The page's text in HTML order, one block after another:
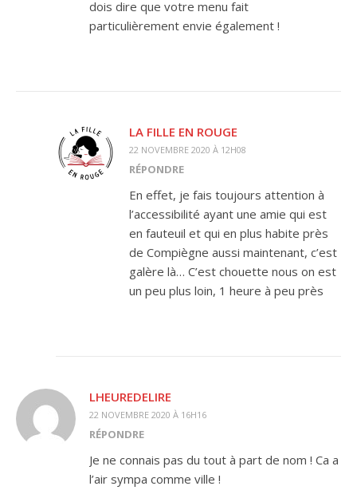
dois dire que votre menu fait
particulièrement envie également !
LA FILLE EN ROUGE
22 NOVEMBRE 2020 À 12H08
RÉPONDRE
En effet, je fais toujours attention à
l’accessibilité ayant une amie qui est
en fauteuil et qui en plus habite près
de Compiègne aussi maintenant, c’est
galère là… C’est chouette nous on est
un peu plus loin, 1 heure à peu près
LHEUREDELIRE
22 NOVEMBRE 2020 À 16H16
RÉPONDRE
Je ne connais pas du tout à part de nom ! Ca a
l’air sympa comme ville !